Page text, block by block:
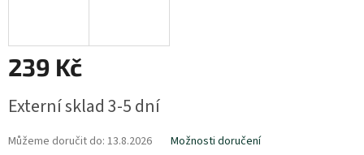
239 Kč
cena:
Externí sklad 3-5 dní
Můžeme doručit do: 13.8.2026 Možnosti doručení